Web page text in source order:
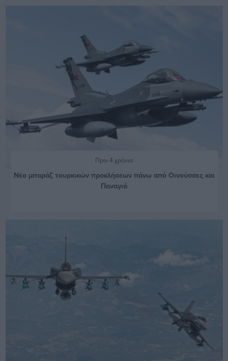
Πριν 4 χρόνια
Νέο μπαράζ τουρκικών προκλήσεων πάνω από Οινούσσες και
Παναγιά